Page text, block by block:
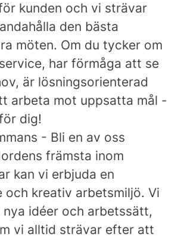
kunden och vi strävar
den bästa
möten. Om du tycker om
har förmåga att se
är lösningsorienterad
arbeta mot uppsatta mål -
dig!
- Bli en av oss
främsta inom
kan vi erbjuda en
och kreativ arbetsmiljö. Vi
idéer och arbetssätt,
vi alltid strävar efter att